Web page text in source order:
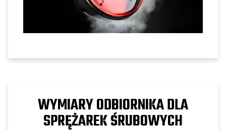
WYMIARY ODBIORNIKA DLA
SPRĘŻAREK ŚRUBOWYCH